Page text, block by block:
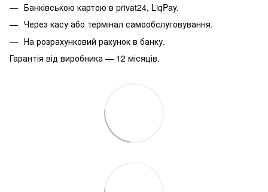
Банківською картою в privat24, LiqPay.
Через касу або термінал самообслуговування.
На розрахунковий рахунок в банку.
Гарантія від виробника — 12 місяців.